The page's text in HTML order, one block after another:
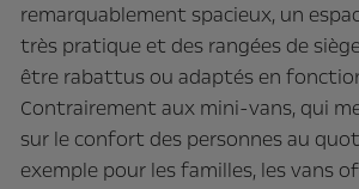
remarquablement spacieux, un
très pratique et des rangées de
être rabattus ou adaptés en
Contrairement aux mini-vans, qui
sur le confort des personnes au
exemple pour les familles, les vans